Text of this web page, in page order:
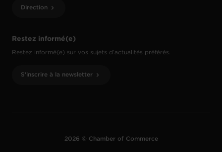
Restez informé(e)
Restez informé(e) sur vos sujets d’actualités préférés.
S'inscrire à la newsletter
Direction
2026 © Chamber of Commerce